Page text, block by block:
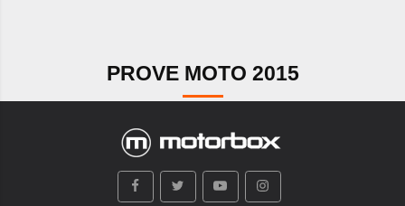
PROVE MOTO 2015